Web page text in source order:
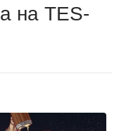
на TES-